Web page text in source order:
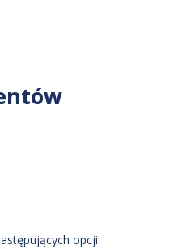
opcji: